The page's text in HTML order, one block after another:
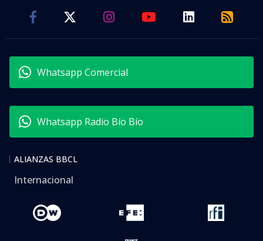
Whatsapp Comercial
Whatsapp Radio Bío Bío
ALIANZAS BBCL
Internacional